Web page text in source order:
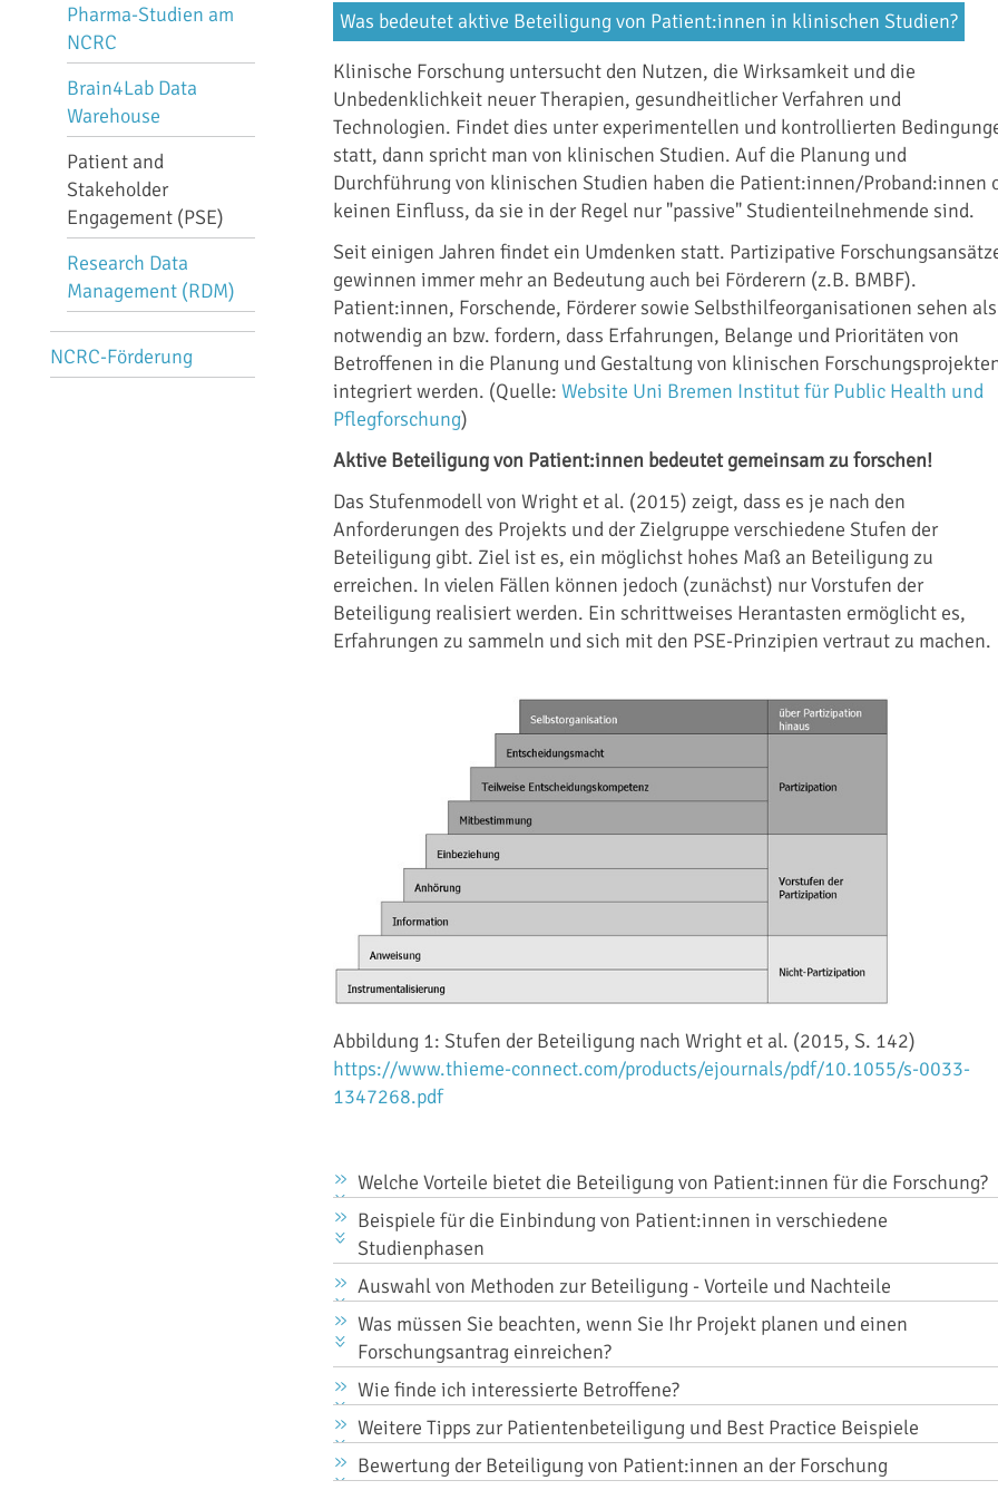
Was bedeutet aktive Beteiligung von Patient:innen in klinischen Studien?
Klinische Forschung untersucht den Nutzen, die Wirksamkeit und die
Unbedenklichkeit neuer Therapien, gesundheitlicher Verfahren und
Technologien. Findet dies unter experimentellen und kontrollierten
statt, dann spricht man von klinischen Studien. Auf die Planung und
Durchführung von klinischen Studien haben die Patient:innen/Proband:innen
keinen Einfluss, da sie in der Regel nur "passive" Studienteilnehmende sind.
Seit einigen Jahren findet ein Umdenken statt. Partizipative
gewinnen immer mehr an Bedeutung auch bei Förderern (z.B. BMBF).
Patient:innen, Forschende, Förderer sowie Selbsthilfeorganisationen sehen als
notwendig an bzw. fordern, dass Erfahrungen, Belange und Prioritäten von
Betroffenen in die Planung und Gestaltung von klinischen
integriert werden. (Quelle: Website Uni Bremen Institut für Public Health und
Pflegforschung)
Aktive Beteiligung von Patient:innen bedeutet gemeinsam zu forschen!
Das Stufenmodell von Wright et al. (2015) zeigt, dass es je nach den
Anforderungen des Projekts und der Zielgruppe verschiedene Stufen der
Beteiligung gibt. Ziel ist es, ein möglichst hohes Maß an Beteiligung zu
erreichen. In vielen Fällen können jedoch (zunächst) nur Vorstufen der
Beteiligung realisiert werden. Ein schrittweises Herantasten ermöglicht es,
Erfahrungen zu sammeln und sich mit den PSE-Prinzipien vertraut zu machen.
Abbildung 1: Stufen der Beteiligung nach Wright et al. (2015, S. 142)
https://www.thieme-connect.com/products/ejournals/pdf/10.1055/s-0033-
1347268.pdf
Welche Vorteile bietet die Beteiligung von Patient:innen für die Forschung?
Beispiele für die Einbindung von Patient:innen in verschiedene
Studienphasen
Auswahl von Methoden zur Beteiligung - Vorteile und Nachteile
Was müssen Sie beachten, wenn Sie Ihr Projekt planen und einen
Forschungsantrag einreichen?
Wie finde ich interessierte Betroffene?
Weitere Tipps zur Patientenbeteiligung und Best Practice Beispiele
Bewertung der Beteiligung von Patient:innen an der Forschung
Pharma-Studien am
NCRC
Brain4Lab Data
Warehouse
Patient and
Stakeholder
Engagement (PSE)
Research Data
Management (RDM)
NCRC-Förderung